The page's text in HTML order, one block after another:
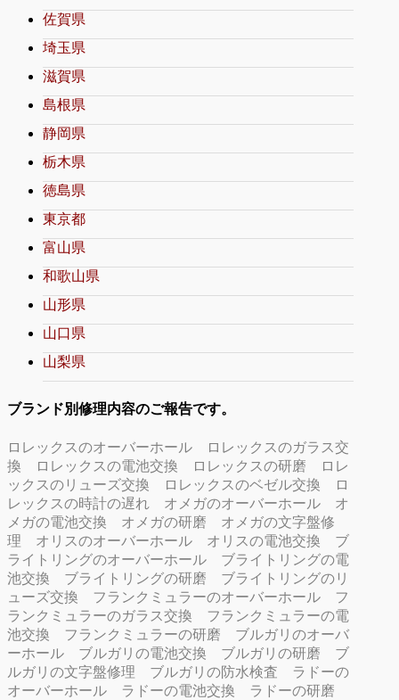
佐賀県
埼玉県
滋賀県
島根県
静岡県
栃木県
徳島県
東京都
富山県
和歌山県
山形県
山口県
山梨県
ブランド別修理内容のご報告です。
ロレックスのオーバーホール
ロレックスのガラス交
換
ロレックスの電池交換 ロレックスの研磨
ロレ
ックスのリューズ交換
ロレックスのベゼル交換
ロ
レックスの時計の遅れ
オメガのオーバーホール
オ
メガの電池交換
オメガの研磨
オメガの文字盤修
理
オリスのオーバーホール オリスの電池交換
ブ
ライトリングのオーバーホール
ブライトリングの電
池交換
ブライトリングの研磨
ブライトリングのリ
ューズ交換
フランクミュラーのオーバーホール
フ
ランクミュラーのガラス交換
フランクミュラーの電
池交換
フランクミュラーの研磨
ブルガリのオーバ
ーホール
ブルガリの電池交換 ブルガリの研磨
ブ
ルガリの文字盤修理
ブルガリの防水検査
ラドーの
オーバーホール
ラドーの電池交換
ラドーの研磨